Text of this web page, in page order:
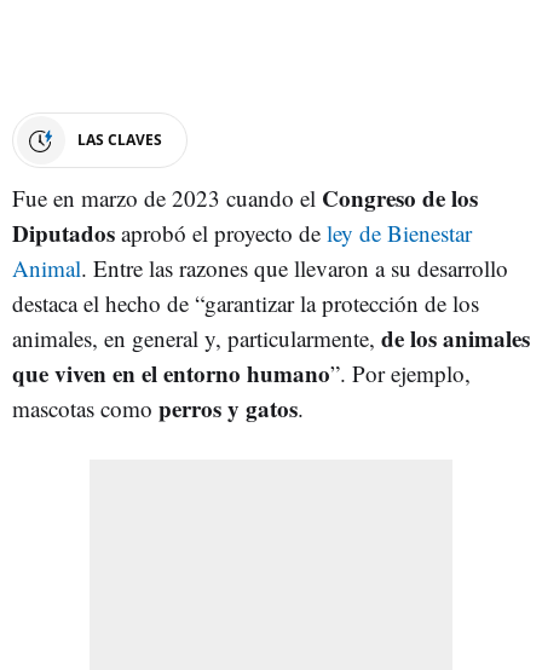
LAS CLAVES
Fue en marzo de 2023 cuando el Congreso de los
Diputados aprobó el proyecto de ley de Bienestar
Animal. Entre las razones que llevaron a su desarrollo
destaca el hecho de “garantizar la protección de los
animales, en general y, particularmente, de los animales
que viven en el entorno humano”. Por ejemplo,
mascotas como perros y gatos.